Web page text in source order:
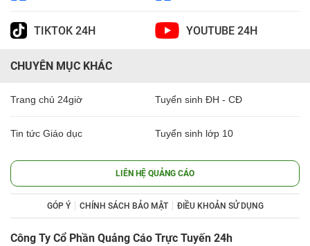
TIKTOK 24H YOUTUBE 24H
CHUYÊN MỤC KHÁC
Trang chủ 24giờ Tuyển sinh ĐH - CĐ
Tin tức Giáo dục Tuyển sinh lớp 10
LIÊN HỆ QUẢNG CÁO
GÓP Ý CHÍNH SÁCH BẢO MẬT ĐIỀU KHOẢN SỬ DỤNG
Công Ty Cổ Phần Quảng Cáo Trực Tuyến 24h